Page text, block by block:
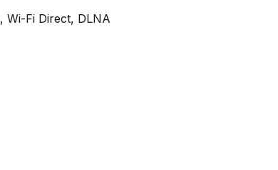
Wi-Fi Direct, DLNA